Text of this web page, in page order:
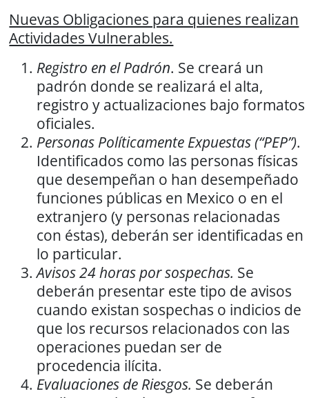
Nuevas Obligaciones para quienes realizan
Actividades Vulnerables.
Registro en el Padrón. Se creará un
padrón donde se realizará el alta,
registro y actualizaciones bajo formatos
oficiales.
Personas Políticamente Expuestas (“PEP”).
Identificados como las personas físicas
que desempeñan o han desempeñado
funciones públicas en Mexico o en el
extranjero (y personas relacionadas
con éstas), deberán ser identificadas en
lo particular.
Avisos 24 horas por sospechas. Se
deberán presentar este tipo de avisos
cuando existan sospechas o indicios de
que los recursos relacionados con las
operaciones puedan ser de
procedencia ilícita.
Evaluaciones de Riesgos. Se deberán